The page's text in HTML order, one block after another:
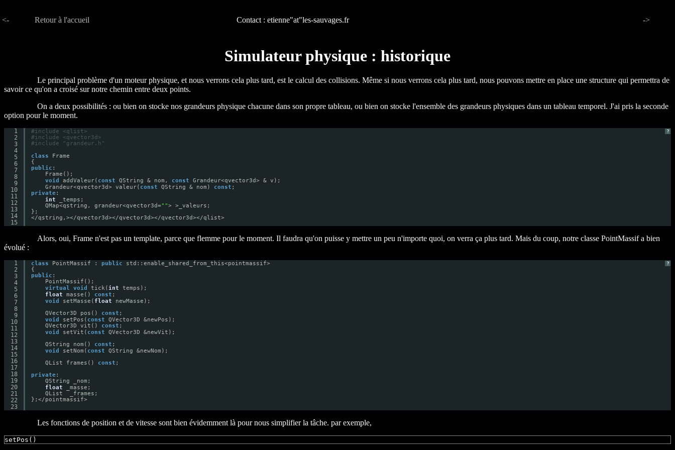
<- Retour à l'accueil Contact : etienne"at"les-sauvages.fr ->
Simulateur physique : historique
Le principal problème d'un moteur physique, et nous verrons cela plus tard, est le calcul des collisions. Même si nous verrons cela plus tard, nous pouvons mettre en place une structure qui permettra de
savoir ce qu'on a croisé sur notre chemin entre deux points.
On a deux possibilités : ou bien on stocke nos grandeurs physique chacune dans son propre tableau, ou bien on stocke l'ensemble des grandeurs physiques dans un tableau temporel. J'ai pris la seconde
option pour le moment.
?
1
2
3
4
5
6
7
8
9
10
11
12
13
14
15
#include <qlist>
#include <qvector3d>
#include "grandeur.h"
class
Frame
{
public :
Frame();
void
addValeur( const QString & nom, const
Grandeur<qvector3d> & v);
Grandeur<qvector3d> valeur( const QString & nom) const ;
private:
int
_temps;
QMap<qstring, grandeur<qvector3d=""> >_valeurs;
};
</qstring,></qvector3d></qvector3d></qvector3d></qlist>
Alors, oui, Frame n'est pas un template, parce que flemme pour le moment. Il faudra qu'on puisse y mettre un peu n'importe quoi, on verra ça plus tard. Mais du coup, notre classe PointMassif a bien
évolué :
?
1
2
3
4
5
6
7
8
9
10
11
12
13
14
15
16
17
18
19
20
21
22
23
class PointMassif : public
std::enable_shared_from_this<pointmassif>
{
public :
PointMassif();
virtual
void tick( int
temps);
float
masse() const ;
void
setMasse( float
newMasse);
QVector3D pos() const ;
void
setPos( const
QVector3D &newPos);
QVector3D vit() const ;
void
setVit( const
QVector3D &newVit);
QString nom() const ;
void
setNom( const
QString &newNom);
QList frames() const ;
private:
QString _nom;
float
_masse;
QList  _frames;
};</pointmassif>
Les fonctions de position et de vitesse sont bien évidemment là pour nous simplifier la tâche. par exemple,
setPos()